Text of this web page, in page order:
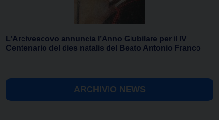
L’Arcivescovo annuncia l’Anno Giubilare per il IV
Centenario del dies natalis del Beato Antonio Franco
ARCHIVIO NEWS